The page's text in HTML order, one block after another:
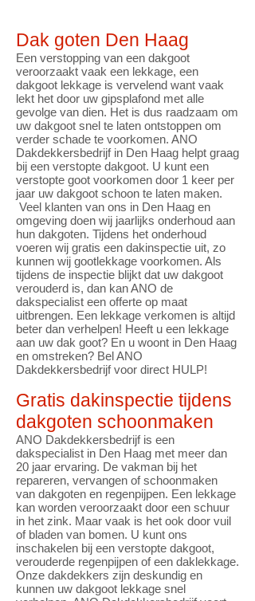
Dak goten Den Haag
Een verstopping van een dakgoot
veroorzaakt vaak een lekkage, een
dakgoot lekkage is vervelend want vaak
lekt het door uw gipsplafond met alle
gevolge van dien. Het is dus raadzaam om
uw dakgoot snel te laten ontstoppen om
verder schade te voorkomen. ANO
Dakdekkersbedrijf in Den Haag helpt graag
bij een verstopte dakgoot. U kunt een
verstopte goot voorkomen door 1 keer per
jaar uw dakgoot schoon te laten maken.
Veel klanten van ons in Den Haag en
omgeving doen wij jaarlijks onderhoud aan
hun dakgoten. Tijdens het onderhoud
voeren wij gratis een dakinspectie uit, zo
kunnen wij gootlekkage voorkomen. Als
tijdens de inspectie blijkt dat uw dakgoot
verouderd is, dan kan ANO de
dakspecialist een offerte op maat
uitbrengen. Een lekkage verkomen is altijd
beter dan verhelpen! Heeft u een lekkage
aan uw dak goot? En u woont in Den Haag
en omstreken? Bel ANO
Dakdekkersbedrijf voor direct HULP!
Gratis dakinspectie tijdens
dakgoten schoonmaken
ANO Dakdekkersbedrijf is een
dakspecialist in Den Haag met meer dan
20 jaar ervaring. De vakman bij het
repareren, vervangen of schoonmaken
van dakgoten en regenpijpen. Een lekkage
kan worden veroorzaakt door een schuur
in het zink. Maar vaak is het ook door vuil
of bladen van bomen. U kunt ons
inschakelen bij een verstopte dakgoot,
verouderde regenpijpen of een daklekkage.
Onze dakdekkers zijn deskundig en
kunnen uw dakgoot lekkage snel